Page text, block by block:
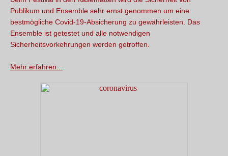
Publikum und Ensemble sehr ernst genommen um eine
bestmögliche Covid-19-Absicherung zu gewährleisten. Das
Ensemble ist getestet und alle notwendigen
Sicherheitsvorkehrungen werden getroffen.
Mehr erfahren...